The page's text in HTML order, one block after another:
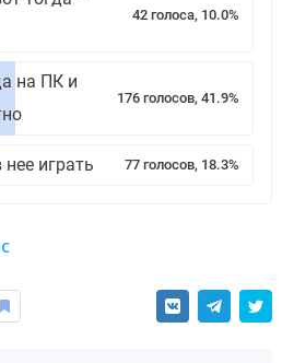
42 голоса, 10.0%
на ПК и
176 голосов, 41.9%
играть 77 голосов, 18.3%